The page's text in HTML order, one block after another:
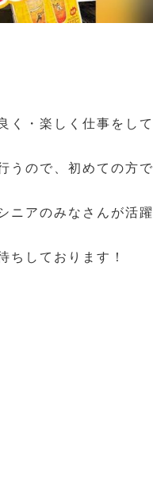
く・楽しく仕事をして
うので、初めての方で
ニアのみなさんが活躍
ちしております！